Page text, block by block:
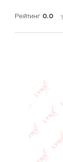
Рейтинг 0.0